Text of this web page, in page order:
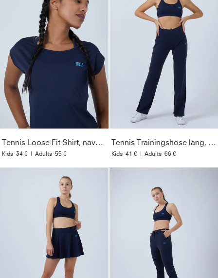
Tennis Loose Fit Shirt, navy blau
Kids 34 € | Adults 55 €
Tennis Trainingshose lang, navy blau
Kids 41 € | Adults 66 €